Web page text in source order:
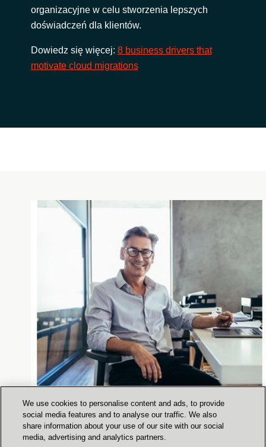
organizacyjne w celu stworzenia lepszych
doświadczeń dla klientów.
Dowiedz się więcej: 8 business drivers that
motivate cloud migrations
We use cookies to personalise content and ads, to provide
social media features and to analyse our traffic. We also
share information about your use of our site with our social
media, advertising and analytics partners.